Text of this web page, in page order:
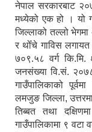
नेपाल सरकारबाट
मध्येको एक हो । यो
जिल्लाको तल्लो भेगमा
र थोँचे गाविस
७०९.५८ वर्ग कि.मि.
जनसंख्या वि.सं.
गाउँपालिकाको
लमजुङ जिल्ला, उत्तरमा
तिब्बत तथा
गाउँपालिकामा ९